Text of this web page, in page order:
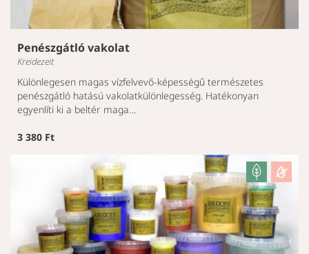
Penészgátló vakolat
Kreidezeit
Különlegesen magas vízfelvevő-képességű természetes
penészgátló hatású vakolatkülönlegesség. Hatékonyan
egyenlíti ki a beltér maga…
3 380 Ft